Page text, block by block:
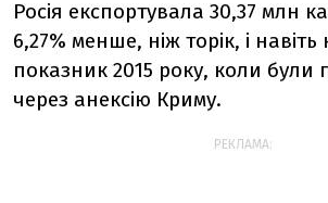
Росія експортувала 30,37 млн
6,27% менше, ніж торік, і
показник 2015 року, коли були
через анексію Криму.
РЕКЛАМА: